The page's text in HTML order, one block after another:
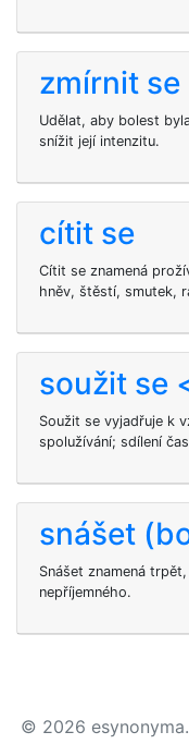
zmírnit
Udělat, aby bolest
snížit její intenzitu.
cítit se
Cítit se znamená
hněv, štěstí, smutek,
soužit se
Soužit se vyjadřuje k
spolužívání; sdílení
snášet
Snášet znamená
nepříjemného.
© 2026